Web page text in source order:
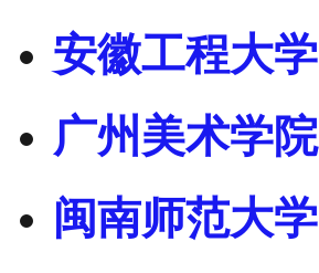
安徽工程大学
广州美术学院
闽南师范大学